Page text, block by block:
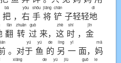
把
bǎ
， 右
yòu
手
shǒu
将
jiāng
铲
chǎn
子轻轻地
dì
翻
fān
转
zhuǎn
过
guò
来， 这
zhè
时
shí
， 金
jīn
。对于
yú
鱼
yú
的
de
另
lìng
一
yī
面， 妈
mā
xiāng de yú jiù guō le